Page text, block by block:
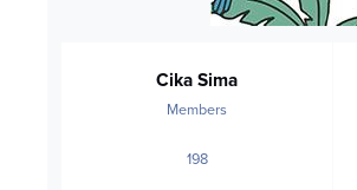
Cika Sima
Members
198posts